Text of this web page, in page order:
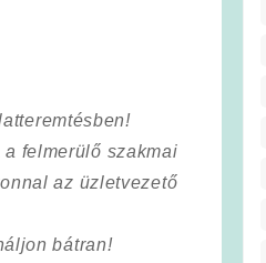
felmerülő szakmai
az üzletvezető
bátran!